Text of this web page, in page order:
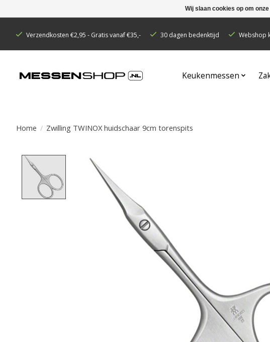
Verzendkosten €2,95 - Gratis vanaf €35,- 30 dagen bedenktijd Webshop
Keukenmessen
Home / Zwilling TWINOX huidschaar 9cm torenspits
Product image slideshow Items
Wij slaan cookies op om